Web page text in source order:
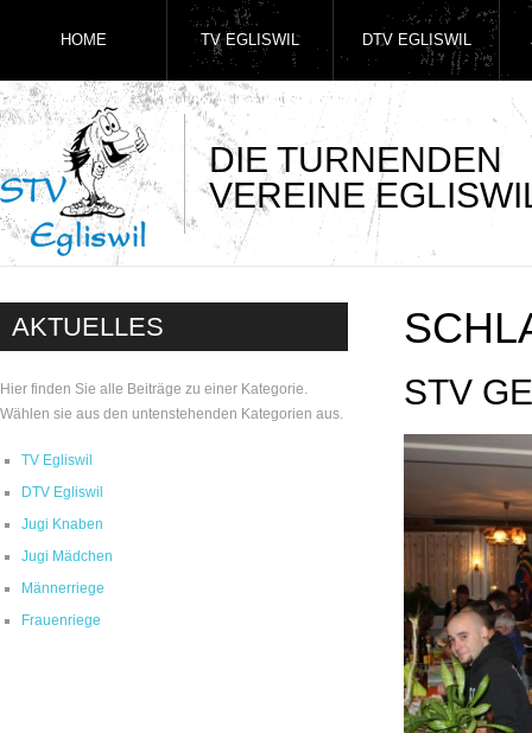
DIE TURNENDEN
VEREINE
HOME TV EGLISWIL DTV EGLISWIL
AKTUELLES
Hier finden Sie alle Beiträge zu einer Kategorie.
Wählen sie aus den untenstehenden Kategorien aus.
TV Egliswil
DTV Egliswil
Jugi Knaben
Jugi Mädchen
Männerriege
Frauenriege
STV